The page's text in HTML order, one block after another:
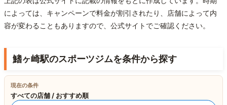
によっては、キャンペーンで料金が割引されたり、店舗によって内
容が変わることもありますので、公式サイトでご確認ください。
鰭ヶ崎駅のスポーツジムを条件から探す
現在の条件
すべての店舗 / おすすめ順